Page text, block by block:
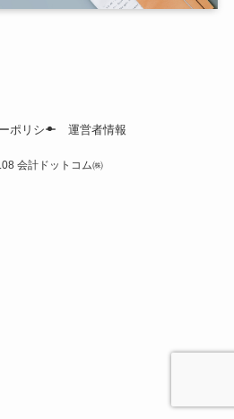
ポリシー 運営者情報
会計ドットコム㈱